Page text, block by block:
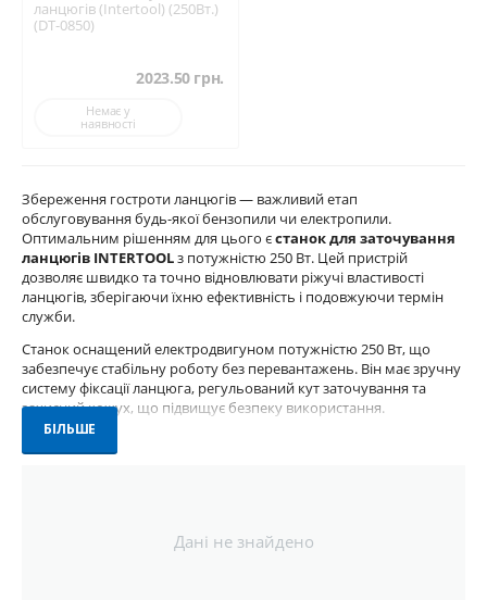
ланцюгів (Intertool) (250Вт.)
(DT-0850)
2023.50 грн.
Немає у
наявності
Збереження гостроти ланцюгів — важливий етап
обслуговування будь-якої бензопили чи електропили.
Оптимальним рішенням для цього єстанок для заточування
ланцюгів INTERTOOLз потужністю 250 Вт. Цей пристрій
дозволяє швидко та точно відновлювати ріжучі властивості
ланцюгів, зберігаючи їхню ефективність і подовжуючи термін
служби.
Станок оснащений електродвигуном потужністю 250 Вт, що
забезпечує стабільну роботу без перевантажень. Він має зручну
систему фіксації ланцюга, регульований кут заточування та
захисний кожух, що підвищує безпеку використання.
Переваги моделі INTERTOOL:
Регулювання кута заточування
налаштування під різні типи ланцюгів
БІЛЬШЕ
Дані не знайдено